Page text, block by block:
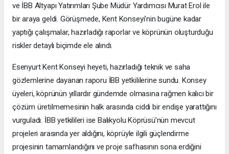
ve İBB Altyapı Yatırımları Şube Müdür Yardımcısı Murat Erol ile
bir araya geldi. Görüşmede, Kent Konseyi'nin bugüne kadar
yaptığı çalışmalar, hazırladığı raporlar ve köprünün oluşturduğu
riskler detaylı biçimde ele alındı.
Esenyurt Kent Konseyi heyeti, hazırladığı teknik ve saha
gözlemlerine dayanan raporu İBB yetkililerine sundu. Konsey
üyeleri, köprünün yıllardır gündemde olmasına rağmen kalıcı bir
çözüm üretilmemesinin halk arasında ciddi bir endişe yarattığını
vurguladı. İBB yetkilileri ise Balıkyolu Köprüsü’nün mevcut
projeleri arasında yer aldığını, köprüyle ilgili güçlendirme
projesinin tamamlandığını ve proje safhasının sona erdiğini